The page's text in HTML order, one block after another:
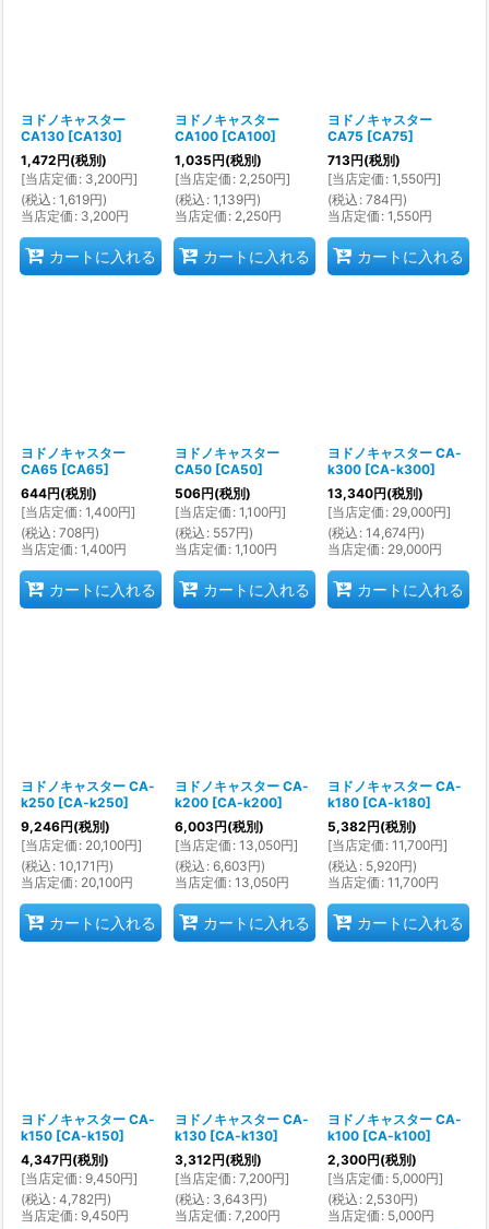
ヨドノキャスター
CA130 [CA130]
1,472円(税別)
[当店定価 : 3,200円]
(税込 : 1,619円)
当店定価 : 3,200円
カートに入れる
ヨドノキャスター
CA100 [CA100]
1,035円(税別)
[当店定価 : 2,250円]
(税込 : 1,139円)
当店定価 : 2,250円
カートに入れる
ヨドノキャスター
CA75 [CA75]
713円(税別)
[当店定価 : 1,550円]
(税込 : 784円)
当店定価 : 1,550円
カートに入れる
ヨドノキャスター
CA65 [CA65]
644円(税別)
[当店定価 : 1,400円]
(税込 : 708円)
当店定価 : 1,400円
カートに入れる
ヨドノキャスター
CA50 [CA50]
506円(税別)
[当店定価 : 1,100円]
(税込 : 557円)
当店定価 : 1,100円
カートに入れる
ヨドノキャスター CA-
k300 [CA-k300]
13,340円(税別)
[当店定価 : 29,000円]
(税込 : 14,674円)
当店定価 : 29,000円
カートに入れる
ヨドノキャスター CA-
k250 [CA-k250]
9,246円(税別)
[当店定価 : 20,100円]
(税込 : 10,171 円)
当店定価 : 20,100円
カートに入れる
ヨドノキャスター CA-
k200 [CA-k200]
6,003円(税別)
[当店定価 : 13,050円]
(税込 : 6,603円)
当店定価 : 13,050円
カートに入れる
ヨドノキャスター CA-
k180 [CA-k180]
5,382円(税別)
[当店定価 : 11,700円]
(税込 : 5,920円)
当店定価 : 11,700円
カートに入れる
ヨドノキャスター CA-
k150 [CA-k150]
4,347円(税別)
[当店定価 : 9,450円]
(税込 : 4,782円)
当店定価 : 9,450円
ヨドノキャスター CA-
k130 [CA-k130]
3,312円(税別)
[当店定価 : 7,200円]
(税込 : 3,643円)
当店定価 : 7,200円
ヨドノキャスター CA-
k100 [CA-k100]
2,300円(税別)
[当店定価 : 5,000円]
(税込 : 2,530円)
当店定価 : 5,000円